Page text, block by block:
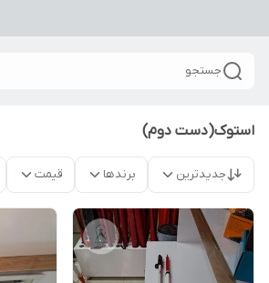
جستجو
استوک(دست دوم)
جدیدترین برندها قیمت